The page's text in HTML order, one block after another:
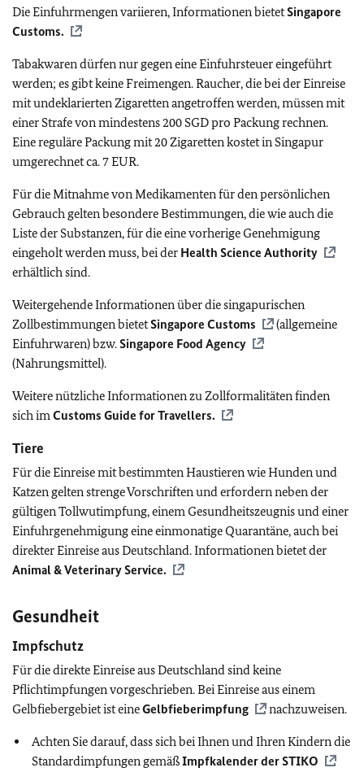
Die Einfuhrmengen variieren, Informationen bietetSingapore
Customs.
Tabakwaren dürfen nur gegen eine Einfuhrsteuer eingeführt
werden; es gibt keine Freimengen. Raucher, die bei der Einreise
mit undeklarierten Zigaretten angetroffen werden, müssen mit
einer Strafe von mindestens 200 SGD pro Packung rechnen.
Eine reguläre Packung mit 20 Zigaretten kostet in Singapur
umgerechnet ca. 7 EUR.
Für die Mitnahme von Medikamenten für den persönlichen
Gebrauch gelten besondere Bestimmungen, die wie auch die
Liste der Substanzen, für die eine vorherige Genehmigung
eingeholt werden muss, bei der Health Science Authority
erhältlich sind.
Weitergehende Informationen über die singapurischen
Zollbestimmungen bietetSingapore Customs
(allgemeine
Einfuhrwaren) bzw.Singapore Food Agency
(Nahrungsmittel).
Weitere nützliche Informationen zu Zollformalitäten finden
sich imCustoms Guide for Travellers.
Tiere
Für die Einreise mit bestimmten Haustieren wie Hunden und
Katzen gelten strenge Vorschriften und erfordern neben der
gültigen Tollwutimpfung, einem Gesundheitszeugnis und einer
Einfuhrgenehmigung eine einmonatige Quarantäne, auch bei
direkter Einreise aus Deutschland. Informationen bietet der
Animal & Veterinary Service.
Gesundheit
Impfschutz
Für die direkte Einreise aus Deutschland sind keine
Pflichtimpfungen vorgeschrieben. Bei Einreise aus einem
Gelbfiebergebiet ist eineGelbfieberimpfung nachzuweisen.
Achten Sie darauf, dass sich bei Ihnen und Ihren Kindern die
Standardimpfungen gemäßImpfkalender derSTIKO